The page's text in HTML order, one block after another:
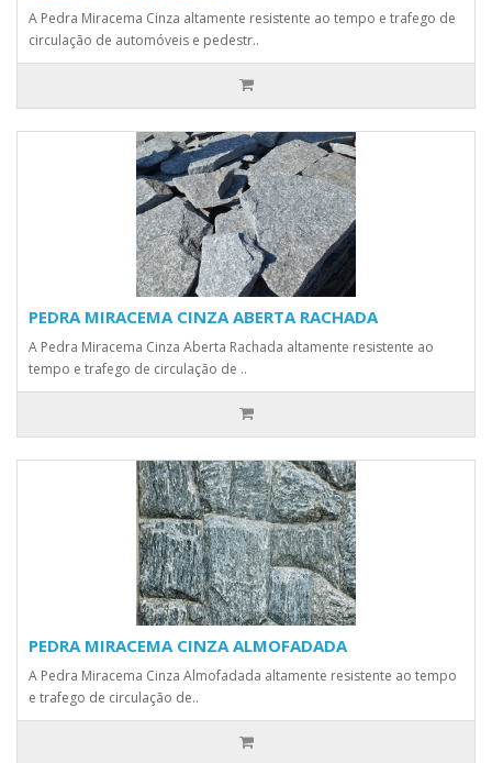
A Pedra Miracema Cinza altamente resistente ao tempo e trafego de
circulação de automóveis e pedestr..
PEDRA MIRACEMA CINZA ABERTA RACHADA
A Pedra Miracema Cinza Aberta Rachada altamente resistente ao
tempo e trafego de circulação de ..
PEDRA MIRACEMA CINZA ALMOFADADA
A Pedra Miracema Cinza Almofadada altamente resistente ao tempo
e trafego de circulação de..